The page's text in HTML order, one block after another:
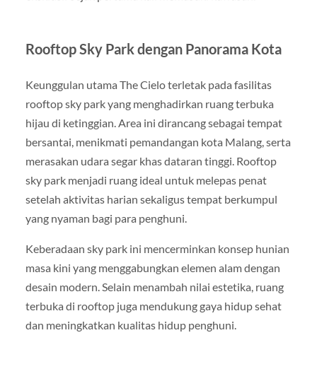
Rooftop Sky Park dengan Panorama Kota
Keunggulan utama The Cielo terletak pada fasilitas
rooftop sky park yang menghadirkan ruang terbuka
hijau di ketinggian. Area ini dirancang sebagai tempat
bersantai, menikmati pemandangan kota Malang, serta
merasakan udara segar khas dataran tinggi. Rooftop
sky park menjadi ruang ideal untuk melepas penat
setelah aktivitas harian sekaligus tempat berkumpul
yang nyaman bagi para penghuni.
Keberadaan sky park ini mencerminkan konsep hunian
masa kini yang menggabungkan elemen alam dengan
desain modern. Selain menambah nilai estetika, ruang
terbuka di rooftop juga mendukung gaya hidup sehat
dan meningkatkan kualitas hidup penghuni.